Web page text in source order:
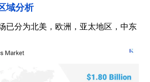
域分析
已分为北美，欧洲，亚太地区，中东